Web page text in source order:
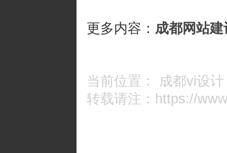
更多内容： 成都网站建
当前位置： 成都vi设计
转载请注：https://